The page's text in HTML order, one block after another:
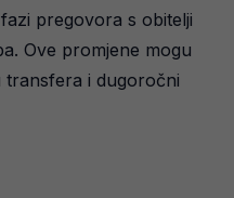
pregovora s obitelji
Ove promjene mogu
transfera i dugoročni